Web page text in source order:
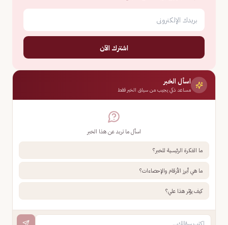
اشترك الآن
اسأل الخبر
مساعد ذكي يجيب من سياق الخبر فقط
اسأل ما تريد عن هذا الخبر
ما الفكرة الرئيسية للخبر؟
ما هي أبرز الأرقام والإحصاءات؟
كيف يؤثر هذا علي؟